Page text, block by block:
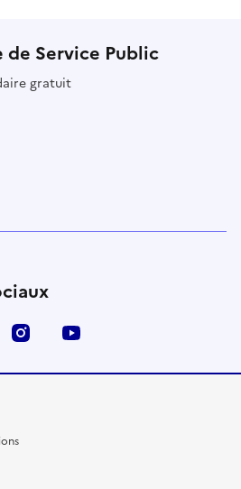
Service Public
gratuit
LinkedIn Instagram